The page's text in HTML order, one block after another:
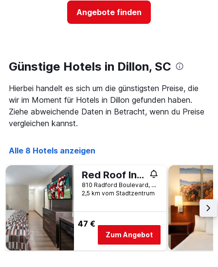
Zimmerpreis
anzeigt.
durchschnittlichen
jeweiligen
Wochentag.
Diagramm
hat
1
X-
Achse,
Wochentage
anzeigt.
Diagramm
Y-
Achse,
die
den
durchschnittlichen
Angebote finden
Günstige Hotels in Dillon, SC
Hierbei handelt es sich um die günstigsten Preise, die
wir im Moment für Hotels in Dillon gefunden haben.
Ziehe abweichende Daten in Betracht, wenn du Preise
vergleichen kannst.
Alle 8 Hotels anzeigen
Red Roof Inn Dillon, SC
810 Radford Boulevard, Dillon, SC, USA
2,5 km vom Stadtzentrum
47 €
Zum Angebot